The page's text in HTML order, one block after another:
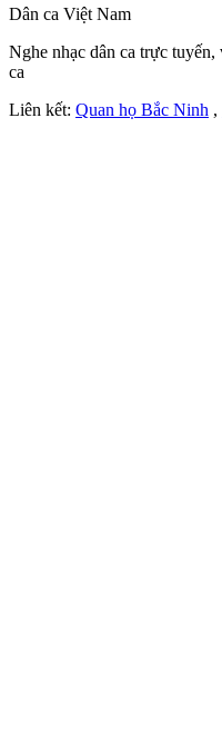
Dân ca Việt Nam
Nghe nhạc dân ca trực
ca
Liên kết: Quan họ Bắc Ninh ,